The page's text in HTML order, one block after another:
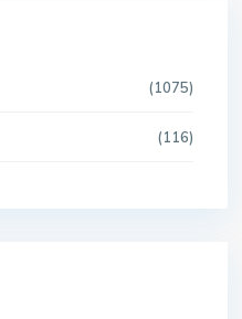
(1075)
(116)